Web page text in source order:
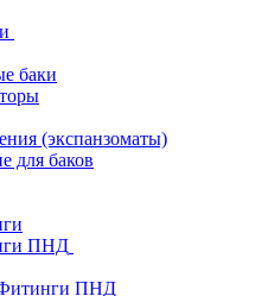
баки
(экспанзоматы)
для баков
ПНД
ПНД